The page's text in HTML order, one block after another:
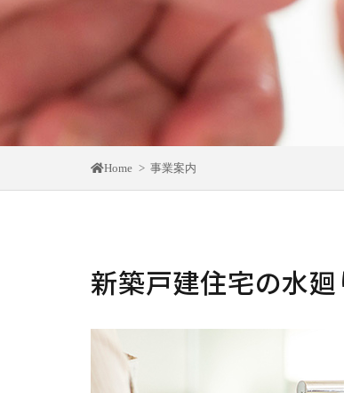
Home 事業案内
新築戸建住宅の水